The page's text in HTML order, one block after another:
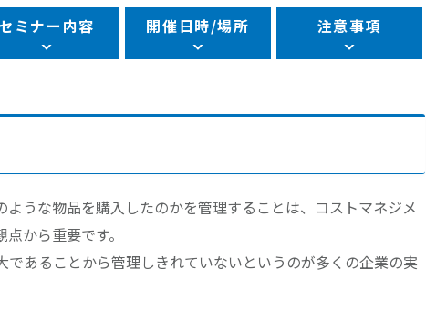
セミナー内容 開催日時/場所 注意事項
ような物品を購入したのかを管理することは、コストマネジメ
から重要です。
であることから管理しきれていないというのが多くの企業の実